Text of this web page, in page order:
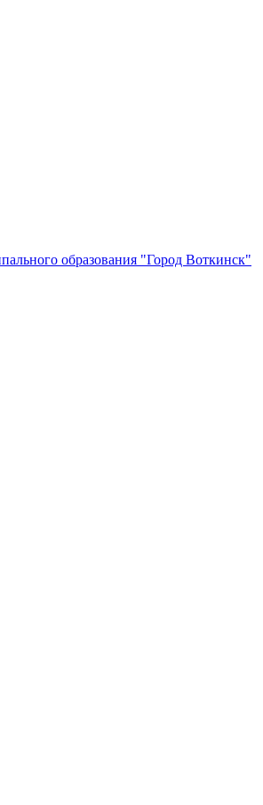
образования "Город Воткинск"